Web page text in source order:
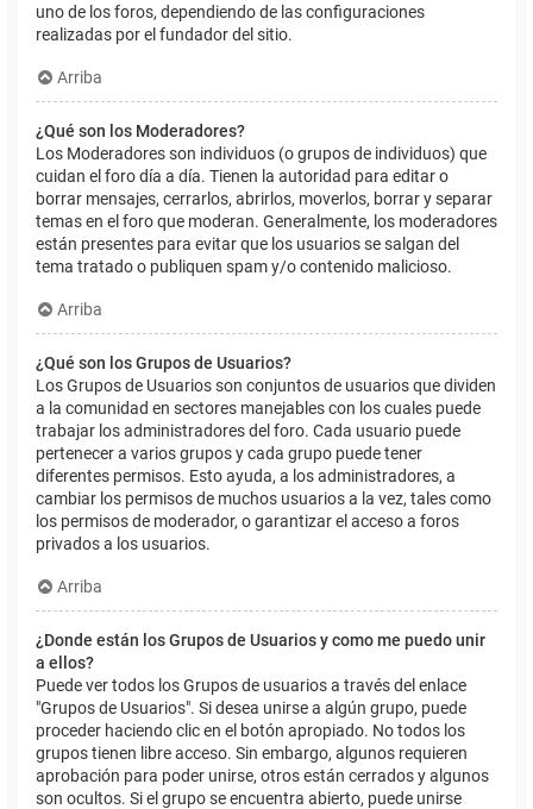
uno de los foros, dependiendo de las configuraciones
realizadas por el fundador del sitio.
Arriba
¿Qué son los Moderadores?
Los Moderadores son individuos (o grupos de individuos) que
cuidan el foro día a día. Tienen la autoridad para editar o
borrar mensajes, cerrarlos, abrirlos, moverlos, borrar y separar
temas en el foro que moderan. Generalmente, los moderadores
están presentes para evitar que los usuarios se salgan del
tema tratado o publiquen spam y/o contenido malicioso.
Arriba
¿Qué son los Grupos de Usuarios?
Los Grupos de Usuarios son conjuntos de usuarios que dividen
a la comunidad en sectores manejables con los cuales puede
trabajar los administradores del foro. Cada usuario puede
pertenecer a varios grupos y cada grupo puede tener
diferentes permisos. Esto ayuda, a los administradores, a
cambiar los permisos de muchos usuarios a la vez, tales como
los permisos de moderador, o garantizar el acceso a foros
privados a los usuarios.
Arriba
¿Donde están los Grupos de Usuarios y como me puedo unir
a ellos?
Puede ver todos los Grupos de usuarios a través del enlace
"Grupos de Usuarios". Si desea unirse a algún grupo, puede
proceder haciendo clic en el botón apropiado. No todos los
grupos tienen libre acceso. Sin embargo, algunos requieren
aprobación para poder unirse, otros están cerrados y algunos
son ocultos. Si el grupo se encuentra abierto, puede unirse